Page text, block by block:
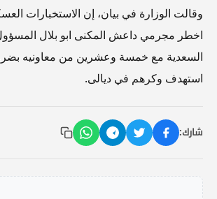
وقالت الوزارة في بيان، إن الاستخبارات
اخطر مجرمي داعش المكنى ابو بلال
السعدية مع خمسة وعشرين من معاونيه
استهدف وكرهم في ديالى.
شارك: